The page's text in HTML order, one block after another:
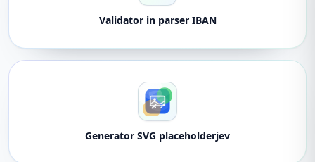
Validator in parser IBAN
Generator SVG placeholderjev